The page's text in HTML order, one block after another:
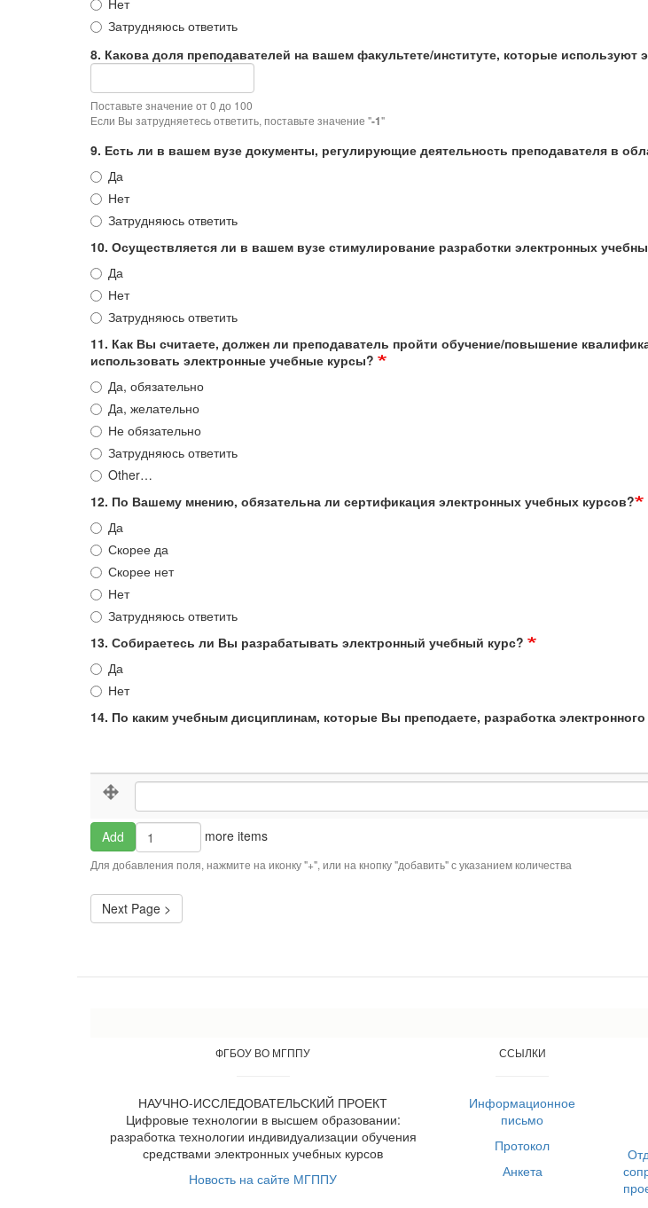
Нет
Затрудняюсь ответить
8. Какова доля преподавателей на вашем факультете/институте, которые
Поставьте значение от 0 до 100
Если Вы затрудняетесь ответить, поставьте значение "-1"
9. Есть ли в вашем вузе документы, регулирующие деятельность преподавателя в
Да
Нет
Затрудняюсь ответить
10. Осуществляется ли в вашем вузе стимулирование разработки электронных
Да
Нет
Затрудняюсь ответить
11. Как Вы считаете, должен ли преподаватель пройти обучение/повышение
использовать электронные учебные курсы?
Да, обязательно
Да, желательно
Не обязательно
Затрудняюсь ответить
Other…
12. По Вашему мнению, обязательна ли сертификация электронных учебных курсов?
Да
Скорее да
Скорее нет
Нет
Затрудняюсь ответить
13. Собираетесь ли Вы разрабатывать электронный учебный курс?
Да
Нет
14. По каким учебным дисциплинам, которые Вы преподаете, разработка
14.
По
учебным
дисциплинам,
которые
Вы
преподаете,
разработка
электронного
нецелесообразна?
14. По каким учебным дисциплинам, которые Вы преподаете, разработка
Add
Add
more
items
more items
Для добавления поля, нажмите на иконку "+", или на кнопку "добавить" с указанием количества
Next Page >
ФГБОУ ВО МГППУ
НАУЧНО-ИССЛЕДОВАТЕЛЬСКИЙ ПРОЕКТ
Цифровые технологии в высшем образовании:
разработка технологии индивидуализации обучения
средствами электронных учебных курсов
Новость на сайте МГППУ
ССЫЛКИ
Информационное
письмо
Протокол
Анкета